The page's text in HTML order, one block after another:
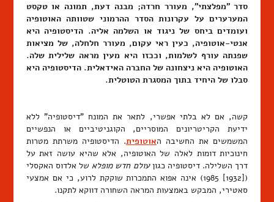
סדר "מפלצתי", מעורר חרדה; מבנה דעת, תמונה או טקסט
המערערים על עקרונות הסדר ההרמוני שטוותה האוטופיה
ועומדים ביחס של ניגוד או השלמה אליה. הדיסטופיה היא
אנטי-אוטופיה, כעין ראי עקום, מעורר חלחלה, של מציאות
שפנתה עורף לשלמות, וככזו היא מעין מראה שלילית שלה.
האוטופיה היא ניצחונה של החברה האידאלית. הדיסטופיה היא
סבלו של היחיד בתוך המסגרת הטוטלית.
קשה, אם לא בלתי אפשרי, לתאר את המונח "דיסטופיה" ללא
ידיעת הקריטריונים המוסריים, הקוגניטיביים או הנפשיים
המשמשים את החשיבה האוטופית. הדיסטופיה משרתת מטרות
חינוכיות דומות לאלה של האוטופיה, אלא שהיא עושה זאת על
דרך השלילה. דיסטופיה כגוןעולם חדש מופלא של אלדוס האקסלי
([1932] 1985) אינה אפוא התמכרות שוקקת לרוע, כי אם אמצעי
סאטירי, המבקש באמצעות המראה השחורה דווקא לתקנו.